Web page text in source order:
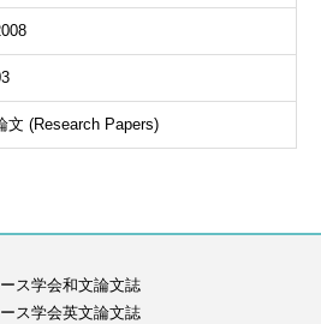
文 (Research Papers)
ス学会和文論文誌
ス学会英文論文誌